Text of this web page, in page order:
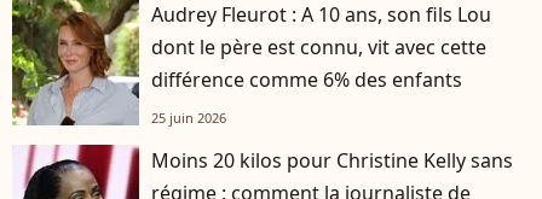
Audrey Fleurot : A 10 ans, son fils Lou
dont le père est connu, vit avec cette
différence comme 6% des enfants
25 juin 2026
Moins 20 kilos pour Christine Kelly sans
régime : comment la journaliste de